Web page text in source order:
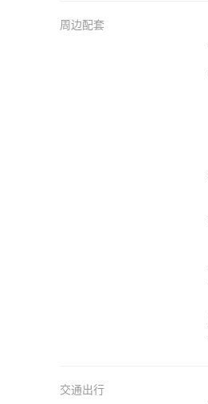
周边配套
交通出行